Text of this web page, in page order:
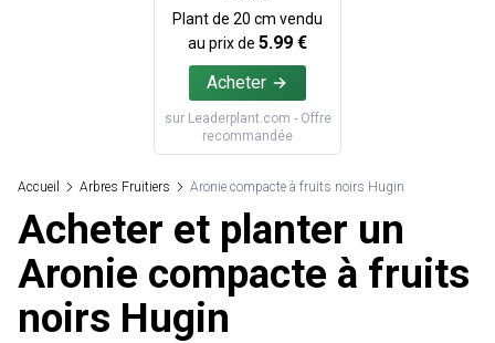
Plant de 20 cm vendu
au prix de 5.99 €
Acheter
sur Leaderplant.com - Offre
recommandée
Accueil Arbres Fruitiers Aronie compacte à fruits noirs Hugin
Acheter et planter un
Aronie compacte à fruits
noirs Hugin